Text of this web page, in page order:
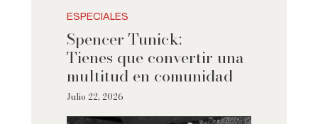
ESPECIALES
Spencer Tunick:
Tienes que convertir una
multitud en comunidad
Julio 22, 2026